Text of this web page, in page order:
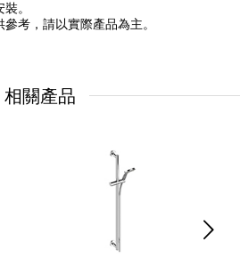
。
考，請以實際產品為主。
相關產品